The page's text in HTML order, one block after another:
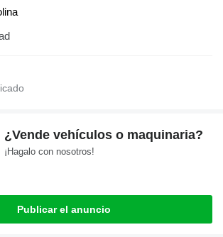
¿Vende vehículos o maquinaria?
¡Hagalo con nosotros!
Publicar el anuncio